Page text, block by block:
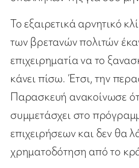
Το εξαιρετικά αρνητικό
των βρετανών πολιτών
επιχειρηματία να το
κάνει πίσω. Έτσι, την
Παρασκευή ανακοίνωσε
συμμετάσχει στο
επιχειρήσεων και δεν θα
χρηματοδότηση από το